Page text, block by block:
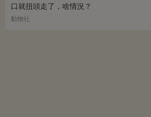
口就扭頭走了，啥情況？
動物社